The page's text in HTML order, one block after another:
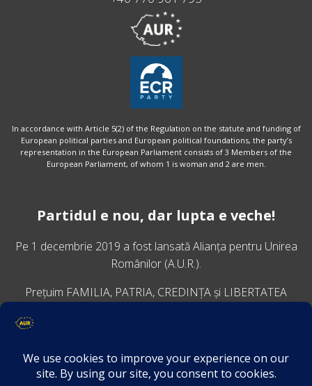
In accordance with Article 5(2) of the Regulation on the statute and funding of
European political parties and European political foundations, the party’s
representation in the European Parliament consists of 3 Members of the
European Parliament, of whom 1 is woman and 2 are men.
Partidul e nou, dar lupta e veche!
Pe 1 decembrie 2019 a fost lansatăAlianța pentru Unirea
Românilor (A.U.R.).
Prețuim FAMILIA, PATRIA, CREDINȚA și LIBERTATEA
VINO ALĂTURI DE NOI